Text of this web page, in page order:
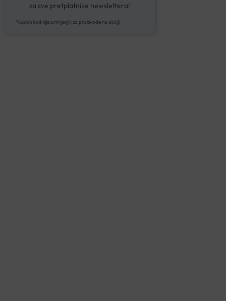
za sve pretplatnike newslettera!
*kupon kod nije primjenjiv za proizvode na akciji